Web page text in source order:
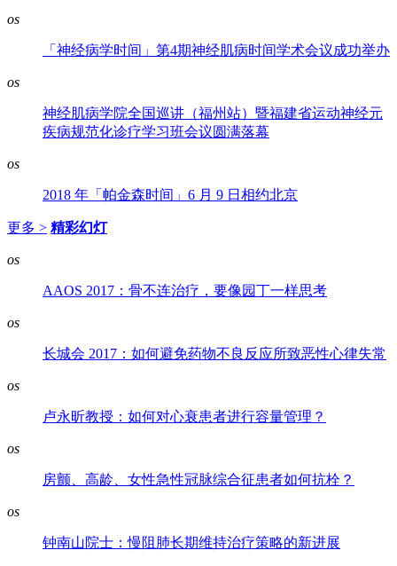
os
「神经病学时间」第4期神经肌病时间学术会议成功举办
os
神经肌病学院全国巡讲（福州站）暨福建省运动神经元
疾病规范化诊疗学习班会议圆满落幕
os
2018 年「帕金森时间」6 月 9 日相约北京
更多 > 精彩幻灯
os
AAOS 2017：骨不连治疗，要像园丁一样思考
os
长城会 2017：如何避免药物不良反应所致恶性心律失常
os
卢永昕教授：如何对心衰患者进行容量管理？
os
房颤、高龄、女性急性冠脉综合征患者如何抗栓？
os
钟南山院士：慢阻肺长期维持治疗策略的新进展